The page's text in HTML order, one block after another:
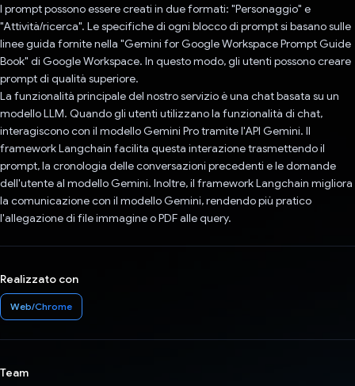
I prompt possono essere creati in due formati: "Personaggio" e
"Attività/ricerca". Le specifiche di ogni blocco di prompt si basano sulle
linee guida fornite nella "Gemini for Google Workspace Prompt Guide
Book" di Google Workspace. In questo modo, gli utenti possono creare
prompt di qualità superiore.
La funzionalità principale del nostro servizio è una chat basata su un
modello LLM. Quando gli utenti utilizzano la funzionalità di chat,
interagiscono con il modello Gemini Pro tramite l'API Gemini. Il
framework Langchain facilita questa interazione trasmettendo il
prompt, la cronologia delle conversazioni precedenti e le domande
dell'utente al modello Gemini. Inoltre, il framework Langchain migliora
la comunicazione con il modello Gemini, rendendo più pratico
l'allegazione di file immagine o PDF alle query.
Realizzato con
Web/Chrome
Team